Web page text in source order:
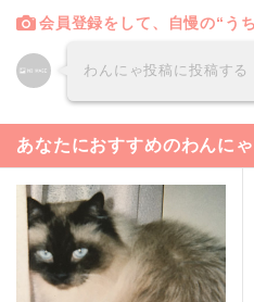
会員登録をして、自慢の“う
わんにゃ投稿に投稿する
あなたにおすすめのわんにゃ